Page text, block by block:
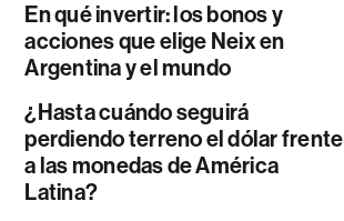
En qué invertir: los bonos y
acciones que elige Neix en
Argentina y el mundo
¿Hasta cuándo seguirá
perdiendo terreno el dólar frente
a las monedas de América
Latina?